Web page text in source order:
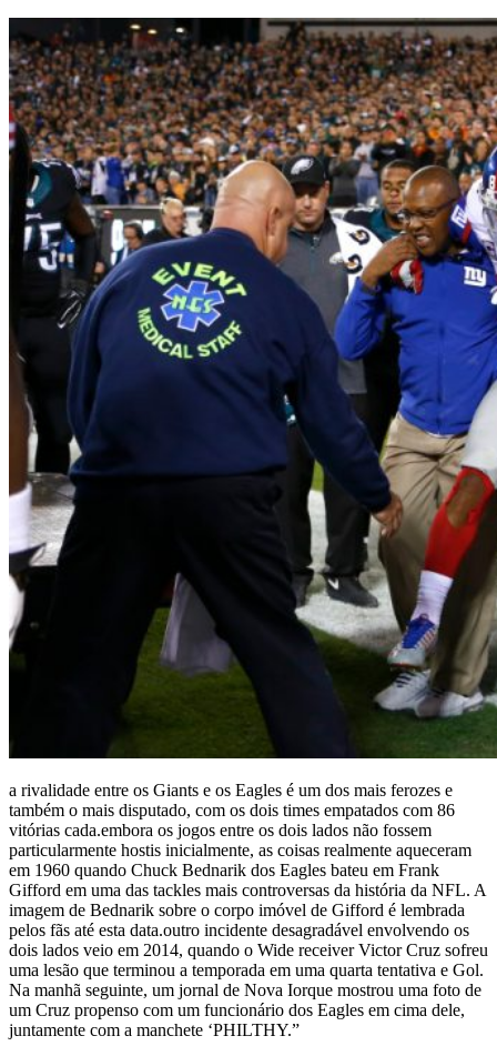
a rivalidade entre os Giants e os Eagles é um dos mais ferozes e
também o mais disputado, com os dois times empatados com 86
vitórias cada.embora os jogos entre os dois lados não fossem
particularmente hostis inicialmente, as coisas realmente aqueceram
em 1960 quando Chuck Bednarik dos Eagles bateu em Frank
Gifford em uma das tackles mais controversas da história da NFL. A
imagem de Bednarik sobre o corpo imóvel de Gifford é lembrada
pelos fãs até esta data.outro incidente desagradável envolvendo os
dois lados veio em 2014, quando o Wide receiver Victor Cruz sofreu
uma lesão que terminou a temporada em uma quarta tentativa e Gol.
Na manhã seguinte, um jornal de Nova Iorque mostrou uma foto de
um Cruz propenso com um funcionário dos Eagles em cima dele,
juntamente com a manchete ‘PHILTHY.”